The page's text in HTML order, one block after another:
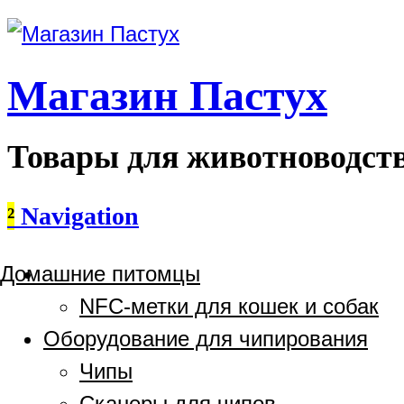
Магазин Пастух
Товары для
² Navigation
Домашние питомцы
NFC-метки для кошек и собак
Оборудование для чипирования
Чипы